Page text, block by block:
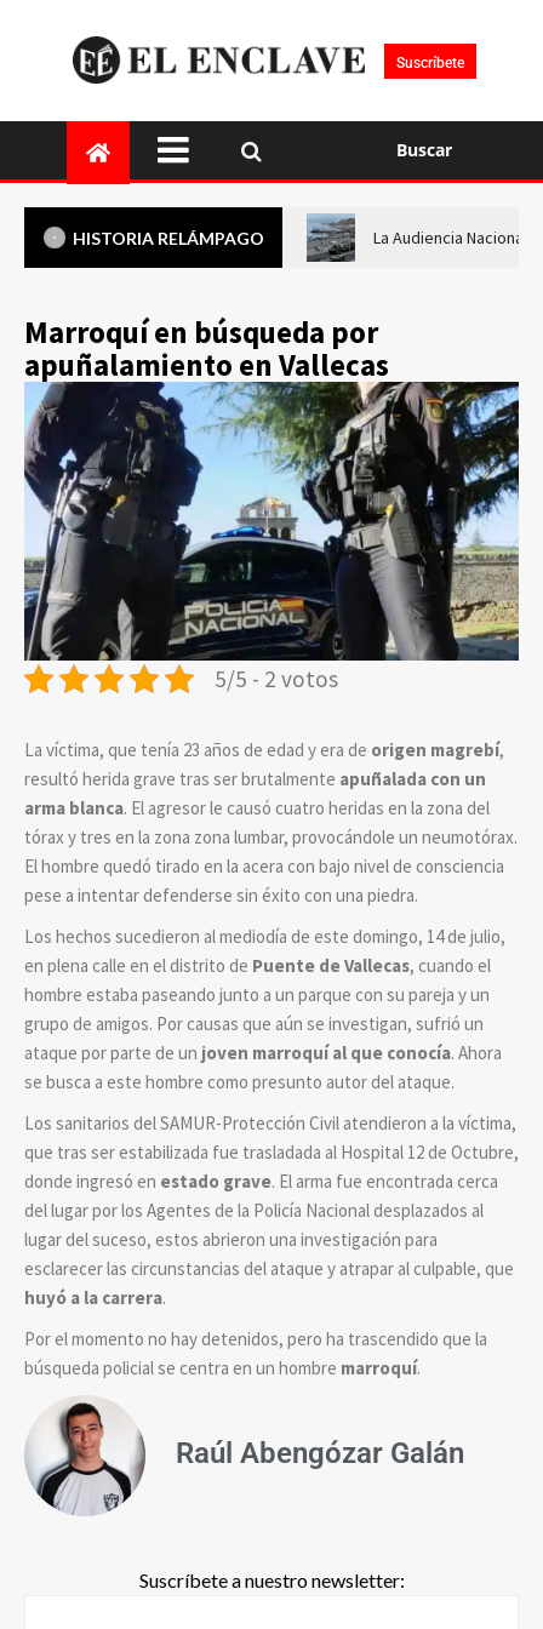
Suscríbete
Buscar
HISTORIA RELÁMPAGO La Audiencia Nacional
Marroquí en búsqueda por
apuñalamiento en Vallecas
5/5 - 2 votos
La víctima, que tenía 23 años de edad y era de origen magrebí,
resultó herida grave tras ser brutalmente apuñalada con un
arma blanca. El agresor le causó cuatro heridas en la zona del
tórax y tres en la zona zona lumbar, provocándole un neumotórax.
El hombre quedó tirado en la acera con bajo nivel de consciencia
pese a intentar defenderse sin éxito con una piedra.
Los hechos sucedieron al mediodía de este domingo, 14 de julio,
en plena calle en el distrito de Puente de Vallecas, cuando el
hombre estaba paseando junto a un parque con su pareja y un
grupo de amigos. Por causas que aún se investigan, sufrió un
ataque por parte de un joven marroquí al que conocía. Ahora
se busca a este hombre como presunto autor del ataque.
Los sanitarios del SAMUR-Protección Civil atendieron a la víctima,
que tras ser estabilizada fue trasladada al Hospital 12 de Octubre,
donde ingresó en estado grave. El arma fue encontrada cerca
del lugar por los Agentes de la Policía Nacional desplazados al
lugar del suceso, estos abrieron una investigación para
esclarecer las circunstancias del ataque y atrapar al culpable, que
huyó a la carrera.
Por el momento no hay detenidos, pero ha trascendido que la
búsqueda policial se centra en un hombre marroquí.
Raúl Abengózar Galán
Suscríbete a nuestro newsletter: